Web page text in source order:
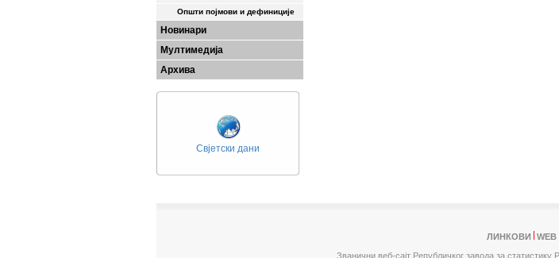
Општи појмови и дефиниције
Новинари
Мултимедија
Архива
Свјетски дани
ЛИНКОВИ
WEB
Званични веб-сајт Републичког завода за статистику